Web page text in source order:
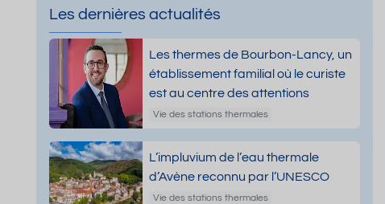
Les dernières actualités
Les thermes de Bourbon-Lancy, un
établissement familial où le curiste
est au centre des attentions
Vie des stations thermales
L’impluvium de l’eau thermale
d’Avène reconnu par l’UNESCO
Vie des stations thermales